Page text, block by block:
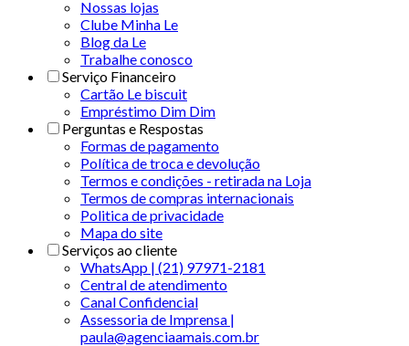
Nossas lojas
Clube Minha Le
Blog da Le
Trabalhe conosco
Serviço Financeiro
Cartão Le biscuit
Empréstimo Dim Dim
Perguntas e Respostas
Formas de pagamento
Política de troca e devolução
Termos e condições - retirada na Loja
Termos de compras internacionais
Politica de privacidade
Mapa do site
Serviços ao cliente
WhatsApp | (21) 97971-2181
Central de atendimento
Canal Confidencial
Assessoria de Imprensa |
paula@agenciaamais.com.br